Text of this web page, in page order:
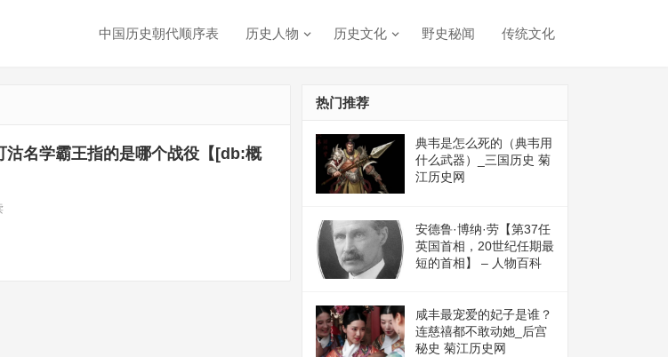
中国历史朝代顺序表 历史人物 历史文化 野史秘闻 传统文化
沽名学霸王指的是哪个战役【[db:概
热门推荐
典韦是怎么死的（典韦用
什么武器）_三国历史 菊
江历史网
安德鲁·博纳·劳【第37任
英国首相，20世纪任期最
短的首相】 – 人物百科
咸丰最宠爱的妃子是谁？
连慈禧都不敢动她_后宫
秘史 菊江历史网